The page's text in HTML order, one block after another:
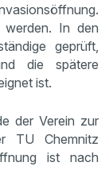
werden. In den
geprüft,
die spätere
ist.
der Verein zur
TU Chemnitz
ist nach